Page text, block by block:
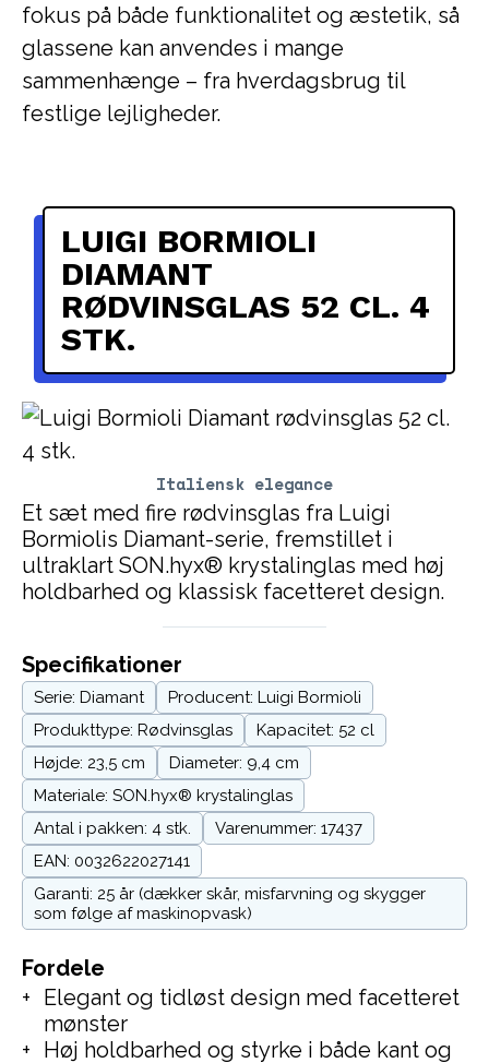
fokus på både funktionalitet og æstetik, så
glassene kan anvendes i mange
sammenhænge – fra hverdagsbrug til
festlige lejligheder.
Italiensk elegance
LUIGI BORMIOLI
DIAMANT
RØDVINSGLAS 52 CL. 4
STK.
Et sæt med fire rødvinsglas fra Luigi
Bormiolis Diamant-serie, fremstillet i
ultraklart SON.hyx® krystalinglas med høj
holdbarhed og klassisk facetteret design.
Fordele
Elegant og tidløst design med facetteret
mønster
Høj holdbarhed og styrke i både kant og
Specifikationer
Serie: Diamant
Producent: Luigi Bormioli
Produkttype: Rødvinsglas
Kapacitet: 52 cl
Højde: 23,5 cm
Diameter: 9,4 cm
Materiale: SON.hyx® krystalinglas
Antal i pakken: 4 stk.
Varenummer: 17437
EAN: 0032622027141
Garanti: 25 år (dækker skår, misfarvning og skygger
som følge af maskinopvask)